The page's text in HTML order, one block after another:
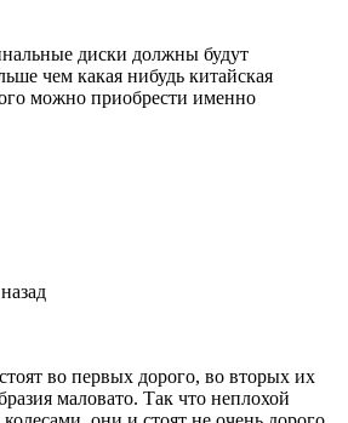
диски должны будут
чем какая нибудь китайская
можно приобрести именно
во первых дорого, во вторых их
маловато. Так что неплохой